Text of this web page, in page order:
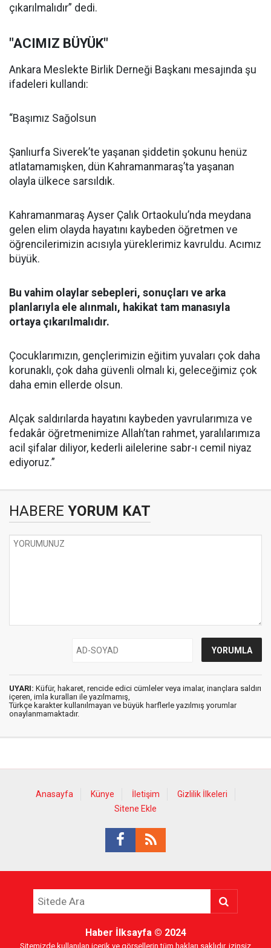
çıkarılmalıdır” dedi.
"ACIMIZ BÜYÜK"
Ankara Meslekte Birlik Derneği Başkanı mesajında şu
ifadeleri kullandı:
“Başımız Sağolsun
Şanlıurfa Siverek’te yaşanan şiddetin şokunu henüz
atlatamamışken, dün Kahramanmaraş’ta yaşanan
olayla ülkece sarsıldık.
Kahramanmaraş Ayser Çalık Ortaokulu’nda meydana
gelen elim olayda hayatını kaybeden öğretmen ve
öğrencilerimizin acısıyla yüreklerimiz kavruldu. Acımız
büyük.
Bu vahim olaylar sebepleri, sonuçları ve arka
planlarıyla ele alınmalı, hakikat tam manasıyla
ortaya çıkarılmalıdır.
Çocuklarımızın, gençlerimizin eğitim yuvaları çok daha
korunaklı, çok daha güvenli olmalı ki, geleceğimiz çok
daha emin ellerde olsun.
Alçak saldırılarda hayatını kaybeden yavrularımıza ve
fedakâr öğretmenimize Allah’tan rahmet, yaralılarımıza
acil şifalar diliyor, kederli ailelerine sabr-ı cemil niyaz
ediyoruz.”
HABERE YORUM KAT
UYARI: Küfür, hakaret, rencide edici cümleler veya imalar, inançlara saldırı
içeren, imla kuralları ile yazılmamış,
Türkçe karakter kullanılmayan ve büyük harflerle yazılmış yorumlar
onaylanmamaktadır.
Anasayfa Künye İletişim
Gizlilik İlkeleri
Sitene Ekle
Haber İlksayfa© 2024
Sitemizde kullanılan içerik ve görsellerin tüm hakları saklıdır, izinsiz